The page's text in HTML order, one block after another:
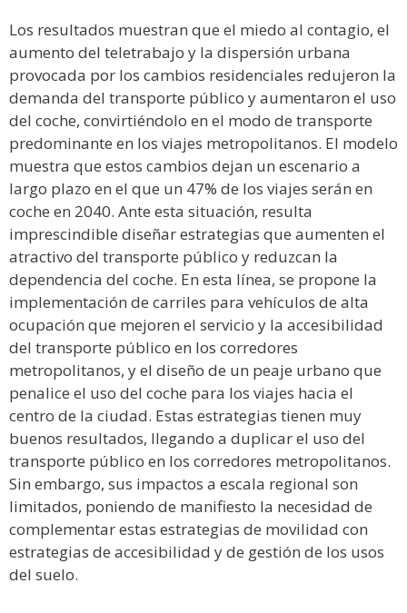
Los resultados muestran que el miedo al contagio, el
aumento del teletrabajo y la dispersión urbana
provocada por los cambios residenciales redujeron la
demanda del transporte público y aumentaron el uso
del coche, convirtiéndolo en el modo de transporte
predominante en los viajes metropolitanos. El modelo
muestra que estos cambios dejan un escenario a
largo plazo en el que un 47% de los viajes serán en
coche en 2040. Ante esta situación, resulta
imprescindible diseñar estrategias que aumenten el
atractivo del transporte público y reduzcan la
dependencia del coche. En esta línea, se propone la
implementación de carriles para vehículos de alta
ocupación que mejoren el servicio y la accesibilidad
del transporte público en los corredores
metropolitanos, y el diseño de un peaje urbano que
penalice el uso del coche para los viajes hacia el
centro de la ciudad. Estas estrategias tienen muy
buenos resultados, llegando a duplicar el uso del
transporte público en los corredores metropolitanos.
Sin embargo, sus impactos a escala regional son
limitados, poniendo de manifiesto la necesidad de
complementar estas estrategias de movilidad con
estrategias de accesibilidad y de gestión de los usos
del suelo.